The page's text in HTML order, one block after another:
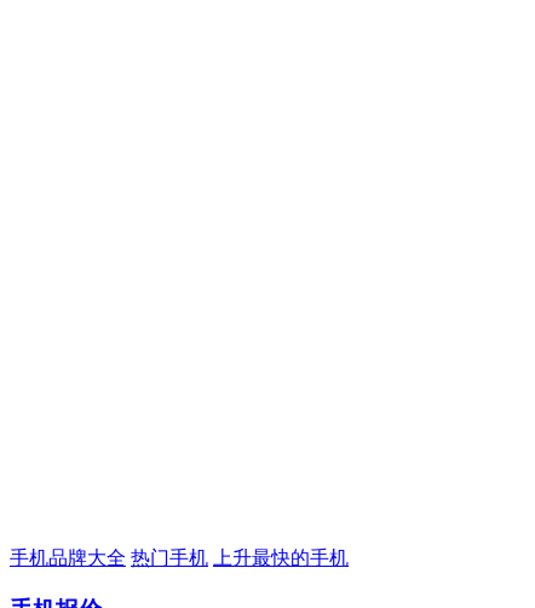
手机品牌大全 热门手机 上升最快的手机